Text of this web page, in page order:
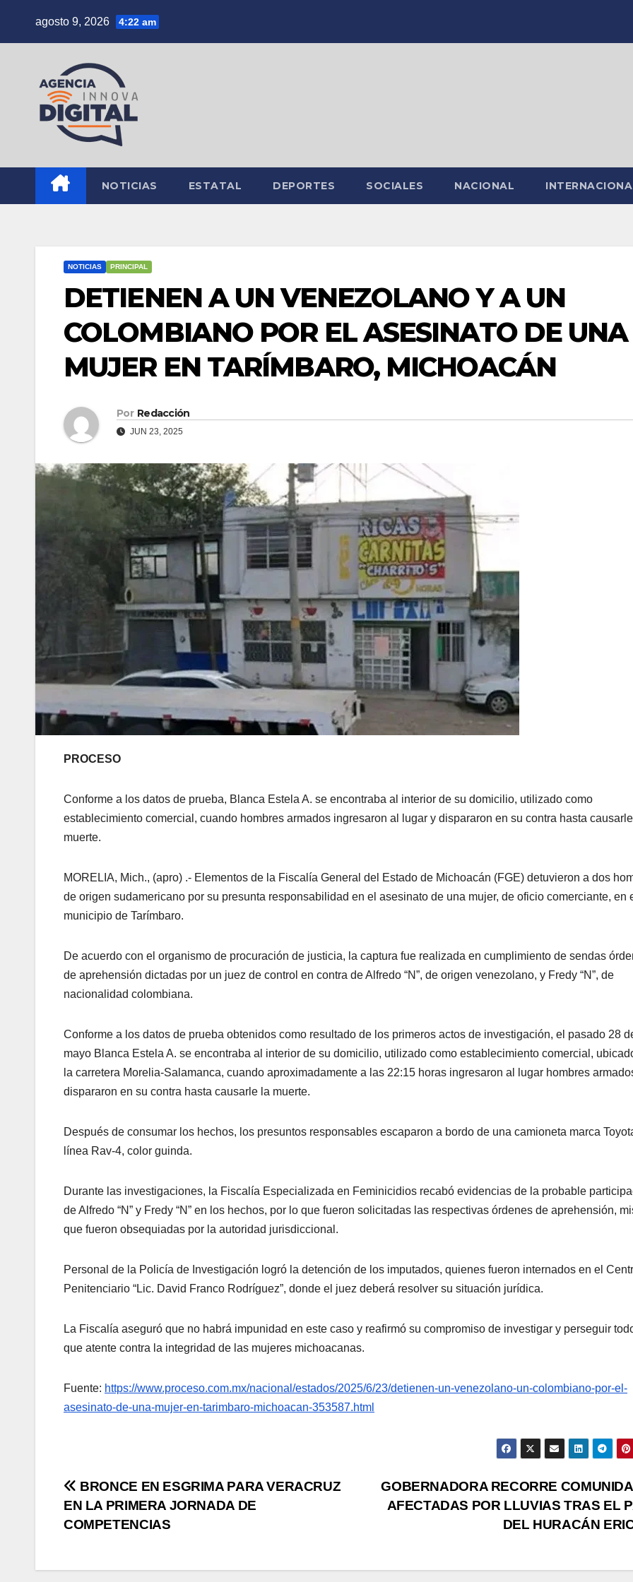
agosto 9, 2026 4:22 am
NOTICIAS ESTATAL DEPORTES SOCIALES NACIONAL
NOTICIAS PRINCIPAL
DETIENEN A UN VENEZOLANO Y A UN
COLOMBIANO POR EL ASESINATO DE UNA
MUJER EN TARÍMBARO, MICHOACÁN
Por Redacción
JUN 23, 2025
PROCESO
Conforme a los datos de prueba, Blanca Estela A. se encontraba al interior de su domicilio, utilizado como
establecimiento comercial, cuando hombres armados ingresaron al lugar y dispararon en su contra hasta
muerte.
MORELIA, Mich., (apro) .- Elementos de la Fiscalía General del Estado de Michoacán (FGE) detuvieron a dos
de origen sudamericano por su presunta responsabilidad en el asesinato de una mujer, de oficio comerciante, en
municipio de Tarímbaro.
De acuerdo con el organismo de procuración de justicia, la captura fue realizada en cumplimiento de sendas
de aprehensión dictadas por un juez de control en contra de Alfredo “N”, de origen venezolano, y Fredy “N”, de
nacionalidad colombiana.
Conforme a los datos de prueba obtenidos como resultado de los primeros actos de investigación, el pasado 28
mayo Blanca Estela A. se encontraba al interior de su domicilio, utilizado como establecimiento comercial,
la carretera Morelia-Salamanca, cuando aproximadamente a las 22:15 horas ingresaron al lugar hombres
dispararon en su contra hasta causarle la muerte.
Después de consumar los hechos, los presuntos responsables escaparon a bordo de una camioneta marca
línea Rav-4, color guinda.
Durante las investigaciones, la Fiscalía Especializada en Feminicidios recabó evidencias de la probable
de Alfredo “N” y Fredy “N” en los hechos, por lo que fueron solicitadas las respectivas órdenes de aprehensión,
que fueron obsequiadas por la autoridad jurisdiccional.
Personal de la Policía de Investigación logró la detención de los imputados, quienes fueron internados en el
Penitenciario “Lic. David Franco Rodríguez”, donde el juez deberá resolver su situación jurídica.
La Fiscalía aseguró que no habrá impunidad en este caso y reafirmó su compromiso de investigar y perseguir
que atente contra la integridad de las mujeres michoacanas.
Fuente: https://www.proceso.com.mx/nacional/estados/2025/6/23/detienen-un-venezolano-un-colombiano-por-el-
asesinato-de-una-mujer-en-tarimbaro-michoacan-353587.html
Navegación
de
GOBERNADORA RECORRE
AFECTADAS POR LLUVIAS TRAS EL
DEL HURACÁN
BRONCE EN ESGRIMA PARA VERACRUZ
EN LA PRIMERA JORNADA DE
COMPETENCIAS